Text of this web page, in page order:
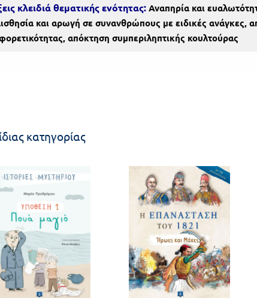
κλειδιά θεματικής ενότητας: Αναπηρία και
και αρωγή σε συνανθρώπους με ειδικές ανάγκες,
απόκτηση συμπεριληπτικής κουλτούρας
κατηγορίας